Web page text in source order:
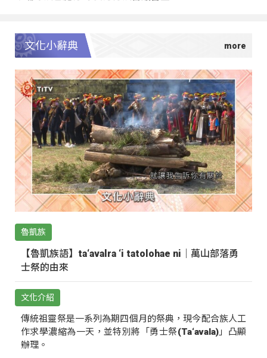
文化小辭典
魯凱族
【魯凱族語】ta‘avalra ‘i tatolohae ni｜萬山部落勇
士祭的由來
文化介紹
傳統祖靈祭是一系列為期四個月的祭典，現今配合族人工
作求學濃縮為一天，並特別將「勇士祭(Ta‘avala)」凸顯
辦理。